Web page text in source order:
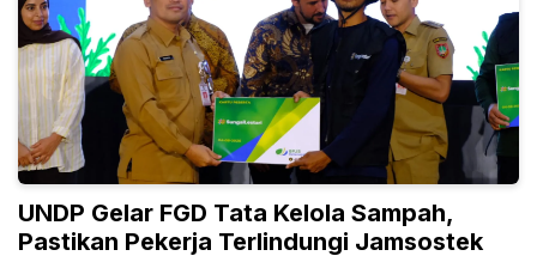
UNDP Gelar FGD Tata Kelola Sampah,
Pastikan Pekerja Terlindungi Jamsostek